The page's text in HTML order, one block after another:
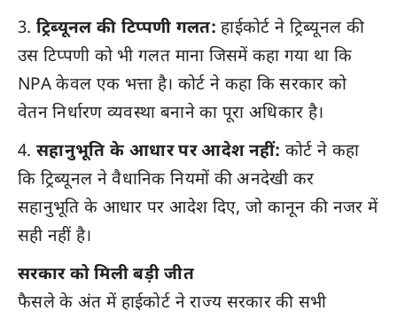
ट्रिब्यूनल की टिप्पणी गलत: हाईकोर्ट ने ट्रिब्यूनल की
उस टिप्पणी को भी गलत माना जिसमें कहा गया था कि
NPA केवल एक भत्ता है। कोर्ट ने कहा कि सरकार को
वेतन निर्धारण व्यवस्था बनाने का पूरा अधिकार है।
सहानुभूति के आधार पर आदेश नहीं: कोर्ट ने कहा
कि ट्रिब्यूनल ने वैधानिक नियमों की अनदेखी कर
सहानुभूति के आधार पर आदेश दिए, जो कानून की नजर में
सही नहीं है।
सरकार को मिली बड़ी जीत
फैसले के अंत में हाईकोर्ट ने राज्य सरकार की सभी